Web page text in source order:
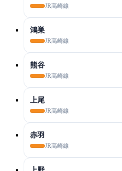
JR高崎線
鴻巣
JR高崎線
熊谷
JR高崎線
上尾
JR高崎線
赤羽
JR高崎線